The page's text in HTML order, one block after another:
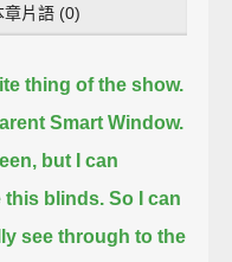
章片語 (0)
thing of the show.
Smart Window.
but I can
this blinds. So I can
see through to the